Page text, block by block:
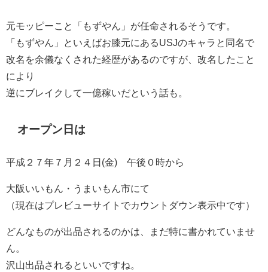
元モッピーこと「もずやん」が任命されるそうです。
「もずやん」といえばお膝元にあるUSJのキャラと同名で
改名を余儀なくされた経歴があるのですが、改名したこと
により
逆にブレイクして一億稼いだという話も。
オープン日は
平成２７年７月２４日(金) 午後０時から
大阪いいもん・うまいもん市にて
（現在はプレビューサイトでカウントダウン表示中です）
どんなものが出品されるのかは、まだ特に書かれていませ
ん。
沢山出品されるといいですね。